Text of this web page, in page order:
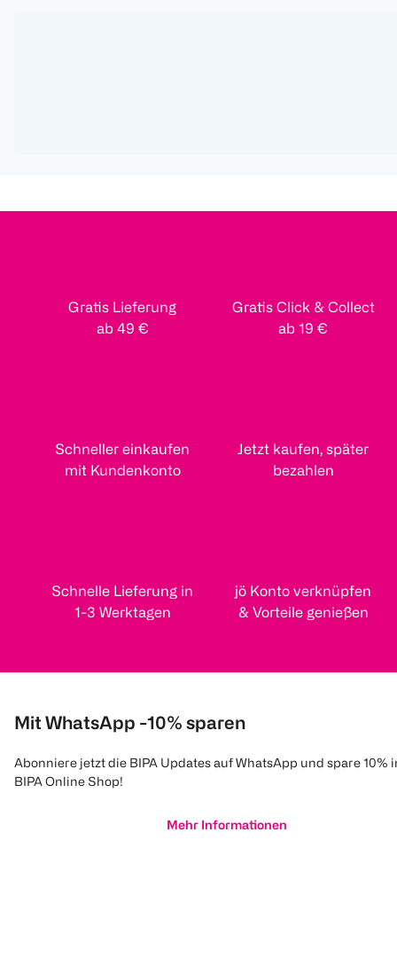
Gratis Lieferung
ab 49 €
Gratis Click & Collect
ab 19 €
Schneller einkaufen
mit Kundenkonto
Jetzt kaufen, später
bezahlen
Schnelle Lieferung in
1-3 Werktagen
jö Konto verknüpfen
& Vorteile genießen
Mit WhatsApp -10% sparen
Abonniere jetzt die BIPA Updates auf WhatsApp und spare 10%
BIPA Online Shop!
Mehr Informationen